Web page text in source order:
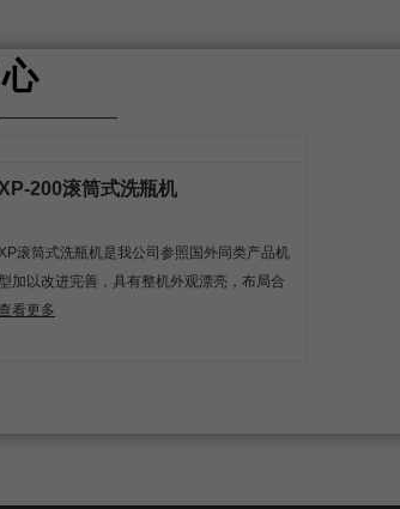
XP-200滚筒式洗瓶机
滚筒式洗瓶机是我公司参照国外同类产品机
加以改进完善，具有整机外观漂亮，布局合
，结构简单，操作方便，生产稳定等优点，
看更多